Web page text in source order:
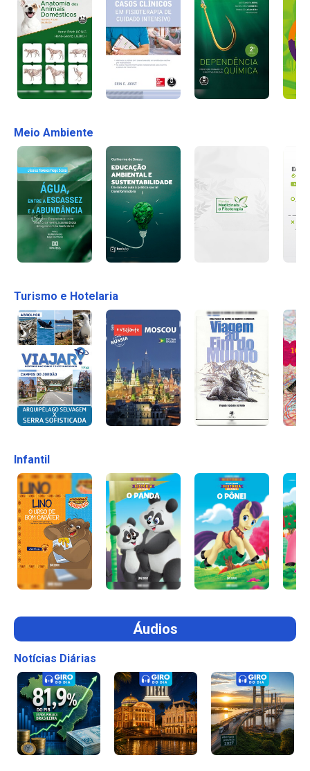
Meio Ambiente
Turismo e Hotelaria
Infantil
Áudios
Notícias Diárias